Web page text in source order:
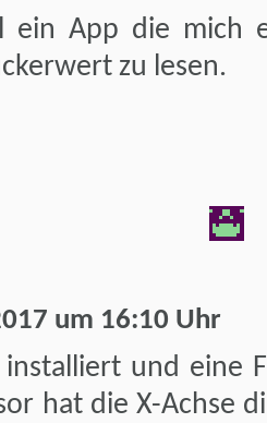
ein App die mich
zu lesen.
um 16:10 Uhr
installiert und eine
hat die X-Achse